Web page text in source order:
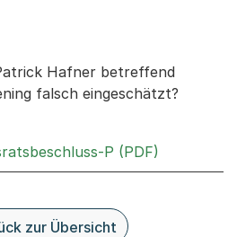
Hafner betreffend
falsch eingeschätzt?
P (PDF)
zur Übersicht